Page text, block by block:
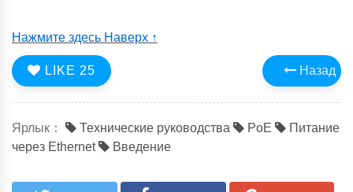
Нажмите здесь Наверх ↑
Назад
LIKE 25
Ярлык： Технические руководства PoE
Питание
через Ethernet
Введение